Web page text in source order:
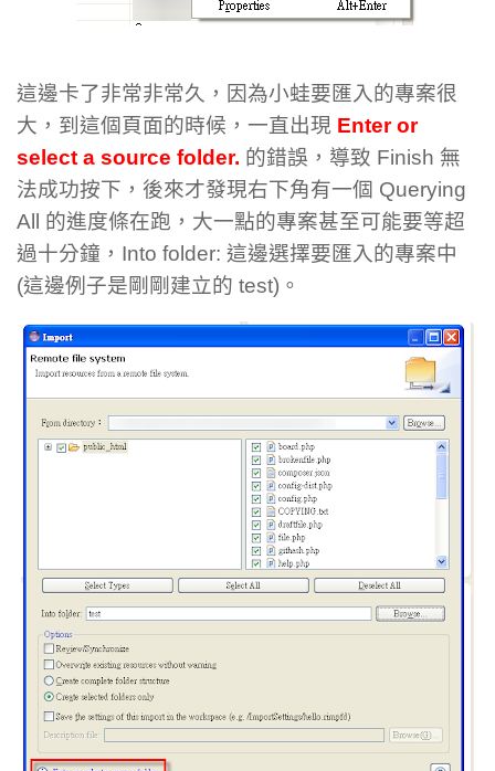
這邊卡了非常非常久，因為小蛙要匯入的專案很
大，到這個頁面的時候，一直出現 Enter or
select a source folder. 的錯誤，導致 Finish 無
法成功按下，後來才發現右下角有一個 Querying
All 的進度條在跑，大一點的專案甚至可能要等超
過十分鐘，Into folder: 這邊選擇要匯入的專案中
(這邊例子是剛剛建立的 test)。